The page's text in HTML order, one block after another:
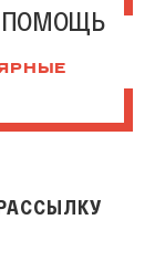
ПОМОЩЬ